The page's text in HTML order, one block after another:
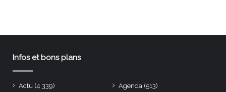
Infos et bons plans
Actu (4 339) Agenda (513)